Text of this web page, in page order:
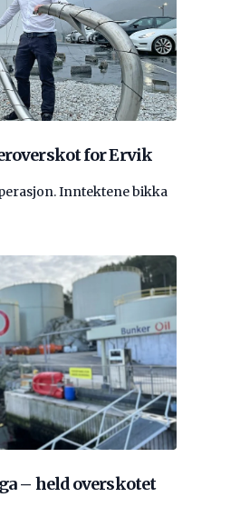
for Ervik
Inntektene bikka
– held overskotet